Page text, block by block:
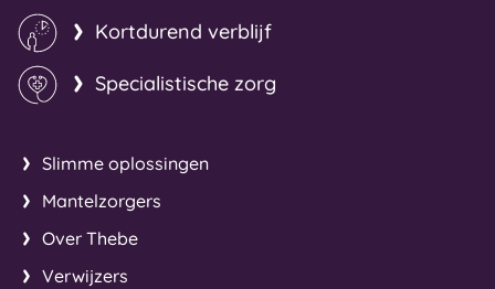
Kortdurend verblijf
Specialistische zorg
Slimme oplossingen
Mantelzorgers
Over Thebe
Verwijzers